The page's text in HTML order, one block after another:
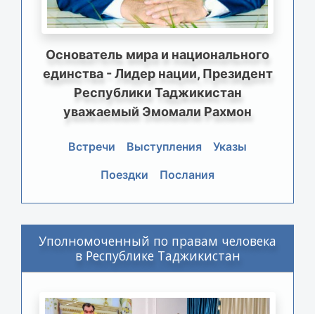
Основатель мира и национального
единства - Лидер нации, Президент
Республики Таджикистан
уважаемый Эмомали Рахмон
Встречи Выступления
Указы
Поездки
Послания
Уполномоченный по правам человека
в Республике Таджикистан